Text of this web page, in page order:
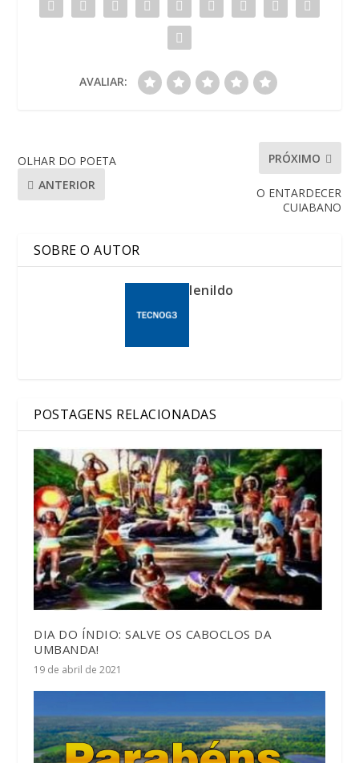
AVALIAR:
OLHAR DO POETA
ANTERIOR
PRÓXIMO
O ENTARDECER
CUIABANO
SOBRE O AUTOR
lenildo
POSTAGENS RELACIONADAS
DIA DO ÍNDIO: SALVE OS CABOCLOS DA
UMBANDA!
19 de abril de 2021